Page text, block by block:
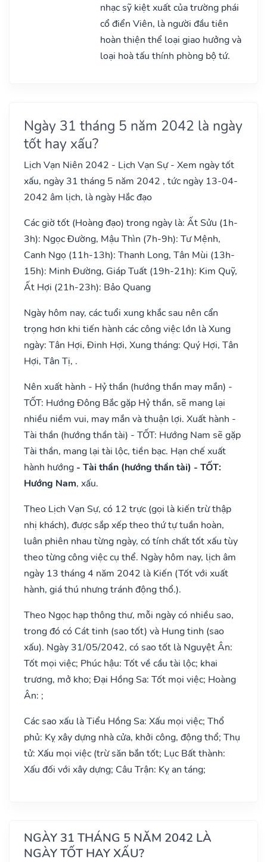
nhạc sỹ kiệt xuất của trường phái
cổ điển Viên, là người đầu tiên
hoàn thiện thể loại giao hưởng và
loại hoà tấu thính phòng bộ tứ.
Ngày 31 tháng 5 năm 2042 là ngày
tốt hay xấu?
Lịch Vạn Niên 2042 - Lịch Vạn Sự - Xem ngày tốt
xấu, ngày 31 tháng 5 năm 2042 , tức ngày 13-04-
2042 âm lịch, là ngày Hắc đạo
Các giờ tốt (Hoàng đạo) trong ngày là: Ất Sửu (1h-
3h): Ngọc Đường, Mậu Thìn (7h-9h): Tư Mệnh,
Canh Ngọ (11h-13h): Thanh Long, Tân Mùi (13h-
15h): Minh Đường, Giáp Tuất (19h-21h): Kim Quỹ,
Ất Hợi (21h-23h): Bảo Quang
Ngày hôm nay, các tuổi xung khắc sau nên cẩn
trọng hơn khi tiến hành các công việc lớn là Xung
ngày: Tân Hợi, Đinh Hợi, Xung tháng: Quý Hợi, Tân
Hợi, Tân Tị, .
Nên xuất hành - Hỷ thần (hướng thần may mắn) -
TỐT: Hướng Đông Bắc gặp Hỷ thần, sẽ mang lại
nhiều niềm vui, may mắn và thuận lợi. Xuất hành -
Tài thần (hướng thần tài) - TỐT: Hướng Nam sẽ gặp
Tài thần, mang lại tài lộc, tiền bạc. Hạn chế xuất
hành hướng - Tài thần (hướng thần tài) - TỐT:
Hướng Nam, xấu.
Theo Lịch Vạn Sự, có 12 trực (gọi là kiến trừ thập
nhị khách), được sắp xếp theo thứ tự tuần hoàn,
luân phiên nhau từng ngày, có tính chất tốt xấu tùy
theo từng công việc cụ thể. Ngày hôm nay, lịch âm
ngày 13 tháng 4 năm 2042 là Kiến (Tốt với xuất
hành, giá thú nhưng tránh động thổ.).
Theo Ngọc hạp thông thư, mỗi ngày có nhiều sao,
trong đó có Cát tinh (sao tốt) và Hung tinh (sao
xấu). Ngày 31/05/2042, có sao tốt là Nguyệt Ân:
Tốt mọi việc; Phúc hậu: Tốt về cầu tài lộc; khai
trương, mở kho; Đại Hồng Sa: Tốt mọi việc; Hoàng
Ân: ;
Các sao xấu là Tiểu Hồng Sa: Xấu mọi việc; Thổ
phủ: Kỵ xây dựng nhà cửa, khởi công, động thổ; Thụ
tử: Xấu mọi việc (trừ săn bắn tốt; Lục Bất thành:
Xấu đối với xây dựng; Câu Trận: Kỵ an táng;
NGÀY 31 THÁNG 5 NĂM 2042 LÀ
NGÀY TỐT HAY XẤU?